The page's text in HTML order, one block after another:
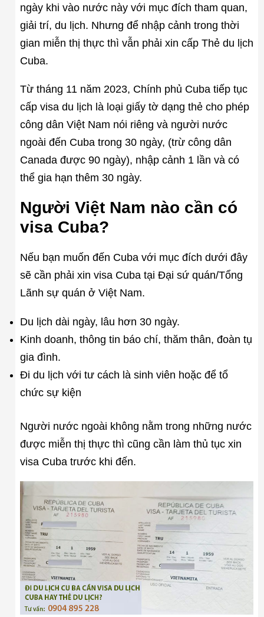
ngày khi vào nước này với mục đích tham quan,
giải trí, du lịch. Nhưng để nhập cảnh trong thời
gian miễn thị thực thì vẫn phải xin cấp Thẻ du lịch
Cuba.
Từ tháng 11 năm 2023, Chính phủ Cuba tiếp tục
cấp visa du lịch là loại giấy tờ dạng thẻ cho phép
công dân Việt Nam nói riêng và người nước
ngoài đến Cuba trong 30 ngày, (trừ công dân
Canada được 90 ngày), nhập cảnh 1 lần và có
thể gia hạn thêm 30 ngày.
Người Việt Nam nào cần có
visa Cuba?
Nếu bạn muốn đến Cuba với mục đích dưới đây
sẽ cần phải xin visa Cuba tại Đại sứ quán/Tổng
Lãnh sự quán ở Việt Nam.
Du lịch dài ngày, lâu hơn 30 ngày.
Kinh doanh, thông tin báo chí, thăm thân, đoàn tụ
gia đình.
Đi du lịch với tư cách là sinh viên hoặc để tổ
chức sự kiện
Người nước ngoài không nằm trong những nước
được miễn thị thực thì cũng cần làm thủ tục xin
visa Cuba trước khi đến.